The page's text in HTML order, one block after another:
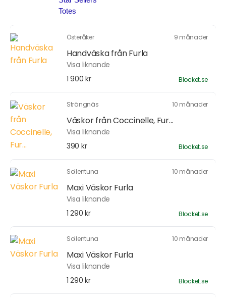
Österåker 9 månader
Handväska från Furla
Visa liknande
1 900 kr
Blocket.se
Strängnäs 10 månader
Väskor från Coccinelle, Fur...
Visa liknande
390 kr
Blocket.se
Sollentuna 10 månader
Maxi Väskor Furla
Visa liknande
1 290 kr
Blocket.se
Sollentuna 10 månader
Maxi Väskor Furla
Visa liknande
1 290 kr
Blocket.se